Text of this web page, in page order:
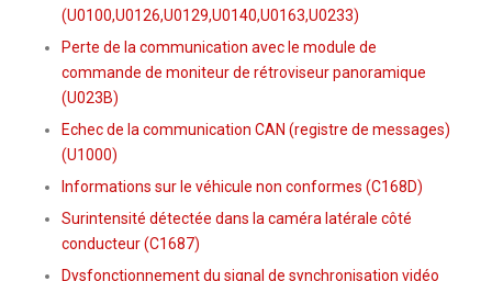
(U0100,U0126,U0129,U0140,U0163,U0233)
Perte de la communication avec le module de
commande de moniteur de rétroviseur panoramique
(U023B)
Echec de la communication CAN (registre de messages)
(U1000)
Informations sur le véhicule non conformes (C168D)
Surintensité détectée dans la caméra latérale côté
conducteur (C1687)
Dysfonctionnement du signal de synchronisation vidéo